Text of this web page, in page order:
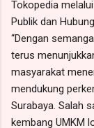
Tokopedia
Publik dan
“Dengan
terus
masyarakat
mendukung
Surabaya. Salah
kembang UMKM